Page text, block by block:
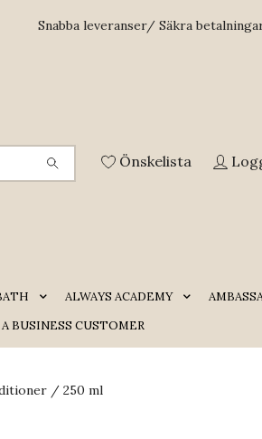
Snabba leveranser/ Säkra
Önskelista
ALWAYS ACADEMY
BUSINESS CUSTOMER
/ 250 ml